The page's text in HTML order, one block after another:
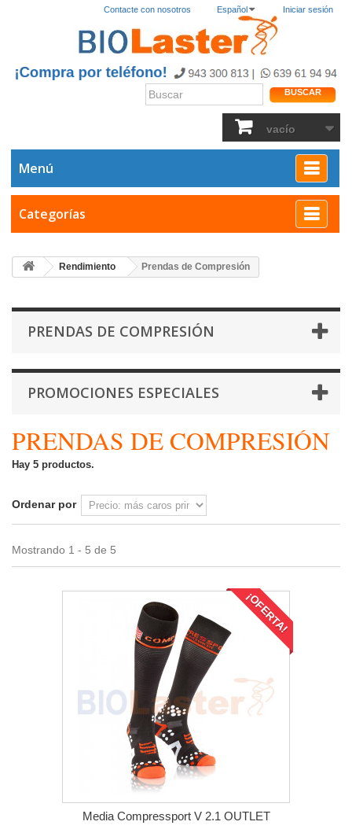
Iniciar sesión
Español
Contacte con nosotros
BUSCAR
vacío
Menú
Categorías
Rendimiento Prendas de Compresión
PRENDAS DE COMPRESIÓN
PROMOCIONES ESPECIALES
PRENDAS DE COMPRESIÓN
Hay 5 productos.
Ordenar por
Mostrando 1 - 5 de 5
¡OFERTA!
Media Compressport V 2.1 OUTLET